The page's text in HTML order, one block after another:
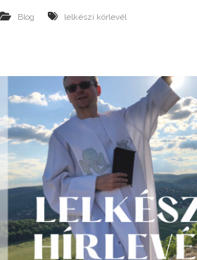
Blog lelkészi körlevél